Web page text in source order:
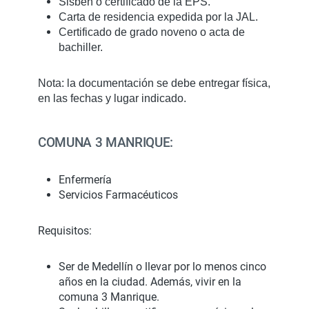
Carta de residencia expedida por la JAL.
Certificado de grado noveno o acta de
bachiller.
Nota: la documentación se debe entregar física,
en las fechas y lugar indicado.
COMUNA 3 MANRIQUE:
Enfermería
Servicios Farmacéuticos
Requisitos:
Ser de Medellín o llevar por lo menos cinco
años en la ciudad. Además, vivir en la
comuna 3 Manrique.